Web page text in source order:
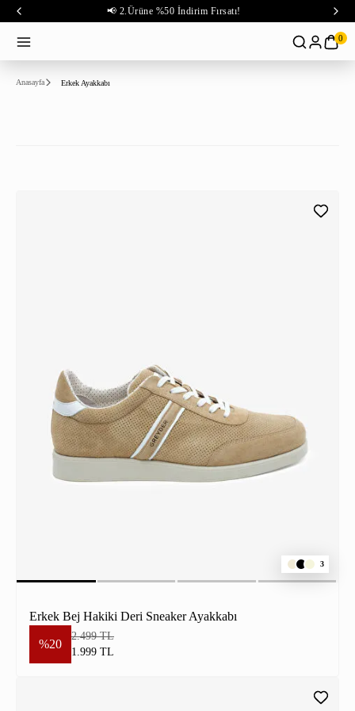
📢 2.Ürüne %50 İndirim Fırsatı!
0
Anasayfa Erkek Ayakkabı
3
Erkek Bej Hakiki Deri Sneaker Ayakkabı
%20
2.499 TL
1.999 TL